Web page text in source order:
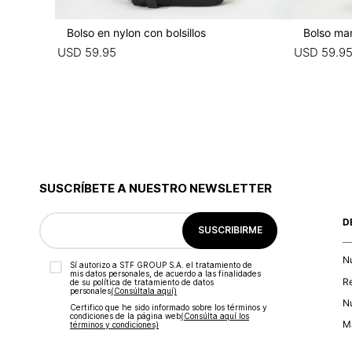
Bolso en nylon con bolsillos
USD 59.95
Bolso
USD 59.95
SUSCRÍBETE A NUESTRO NEWSLETTER
SUSCRIBIRME
Sí autorizo a STF GROUP S.A. el tratamiento de
mis datos personales, de acuerdo a las finalidades
de su política de tratamiento de datos
personales‎(Consúltala aquí)
Certifico que he sido informado sobre los términos y
condiciones de la página web‎(Consúlta aquí los
términos y condiciones)